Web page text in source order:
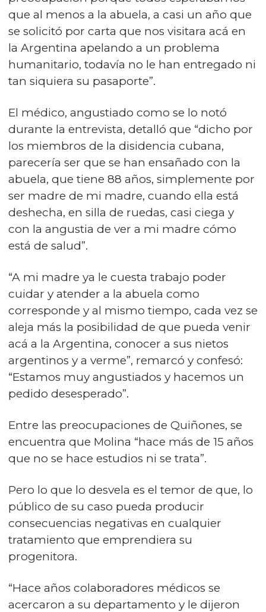
que al menos a la abuela, a casi un año que
se solicitó por carta que nos visitara acá en
la Argentina apelando a un problema
humanitario, todavía no le han entregado ni
tan siquiera su pasaporte”.
El médico, angustiado como se lo notó
durante la entrevista, detalló que “dicho por
los miembros de la disidencia cubana,
parecería ser que se han ensañado con la
abuela, que tiene 88 años, simplemente por
ser madre de mi madre, cuando ella está
deshecha, en silla de ruedas, casi ciega y
con la angustia de ver a mi madre cómo
está de salud”.
“A mi madre ya le cuesta trabajo poder
cuidar y atender a la abuela como
corresponde y al mismo tiempo, cada vez se
aleja más la posibilidad de que pueda venir
acá a la Argentina, conocer a sus nietos
argentinos y a verme”, remarcó y confesó:
“Estamos muy angustiados y hacemos un
pedido desesperado”.
Entre las preocupaciones de Quiñones, se
encuentra que Molina “hace más de 15 años
que no se hace estudios ni se trata”.
Pero lo que lo desvela es el temor de que, lo
público de su caso pueda producir
consecuencias negativas en cualquier
tratamiento que emprendiera su
progenitora.
“Hace años colaboradores médicos se
acercaron a su departamento y le dijeron